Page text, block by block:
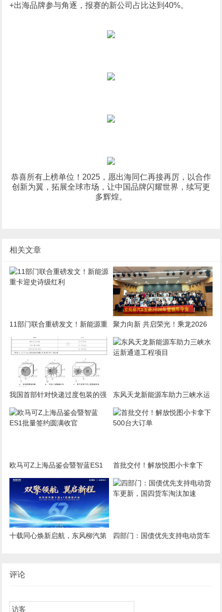
+出海品牌参与角逐，报赛的新公司占比达到40%。
恭喜所有上榜单位！2025，愿出海同仁再接再厉，以合作
创新为翼，拓展全球市场，让中国品牌闪耀世界，续写更
多辉煌。
相关文章
11部门联合重磅发文！新能源重
卡迎史诗级红利
聚力向新 共启荣光！乘龙2026
华南区域营销年中会盛大启幕
我国首部针对快递过度包装的强
制国标7月1日起实施
东风天龙新能源车助力三峡水运
新通道工程项目
欧马可Z上海品鉴会暨智蓝ES1
批量签约圆满收官
首批交付！解放悦图小卡拿下
500台大订单
十载同心焕新启航，东风柳汽第
四部门：国债优先支持电动货车
评论